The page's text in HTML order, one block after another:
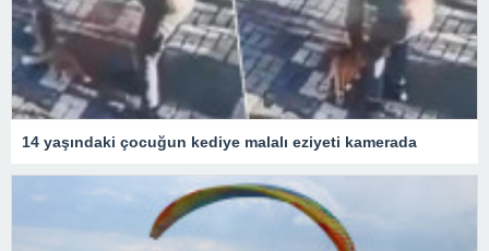
14 yaşındaki çocuğun kediye malalı eziyeti kamerada